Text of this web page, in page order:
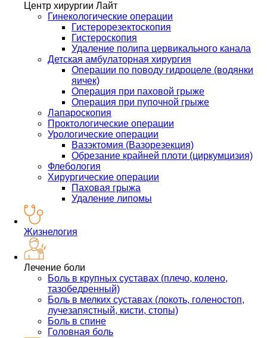
Центр хирургии Лайт
Гинекологические операции
Гистерорезектоскопия
Гистероскопия
Удаление полипа цервикального канала
Детская амбулаторная хирургия
Операции по поводу гидроцеле (водянки
яичек)
Операция при паховой грыже
Операция при пупочной грыже
Лапароскопия
Проктологические операции
Урологические операции
Вазэктомия (Вазорезекция)
Обрезание крайней плоти (циркумцизия)
Флебология
Хирургические операции
Паховая грыжа
Удаление липомы
Жизнелогия
Лечение боли
Боль в крупных суставах (плечо, колено,
тазобедренный)
Боль в мелких суставах (локоть, голеностоп,
лучезапястный, кисти, стопы)
Боль в спине
Головная боль